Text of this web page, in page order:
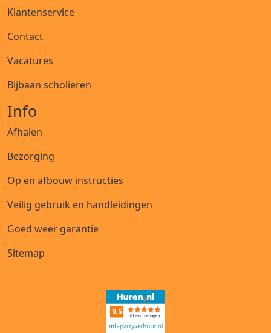
Klantenservice
Contact
Vacatures
Bijbaan scholieren
Info
Afhalen
Bezorging
Op en afbouw instructies
Veilig gebruik en handleidingen
Goed weer garantie
Sitemap